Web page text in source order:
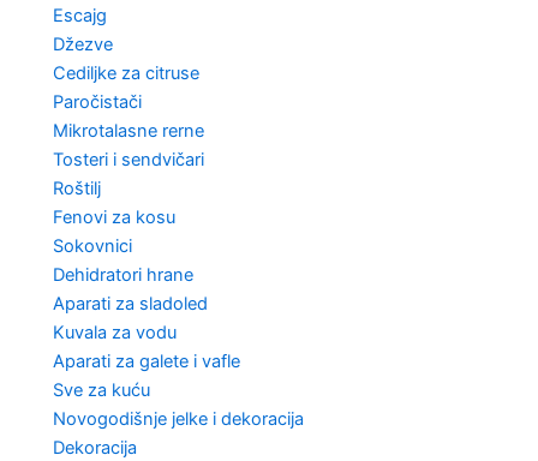
Escajg
Džezve
Cediljke za citruse
Paročistači
Mikrotalasne rerne
Tosteri i sendvičari
Roštilj
Fenovi za kosu
Sokovnici
Dehidratori hrane
Aparati za sladoled
Kuvala za vodu
Aparati za galete i vafle
Sve za kuću
Novogodišnje jelke i dekoracija
Dekoracija